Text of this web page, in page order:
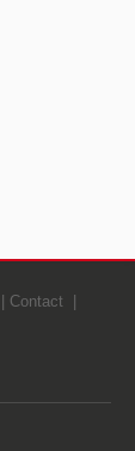
Contact